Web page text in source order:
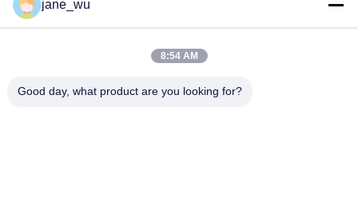
전화
jane_wu
8:54 AM
Good day, what product are you looking for?